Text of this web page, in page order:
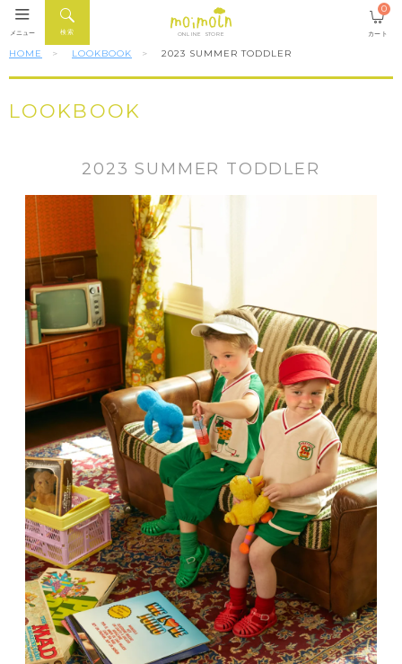
ONLINE STORE
検索
メニュー カート
0
HOME LOOKBOOK 2023 SUMMER TODDLER
LOOKBOOK
2023 SUMMER TODDLER